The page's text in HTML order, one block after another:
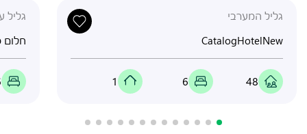
גליל המערבי
CatalogHotelNew
48
6
1
גליל
חלום